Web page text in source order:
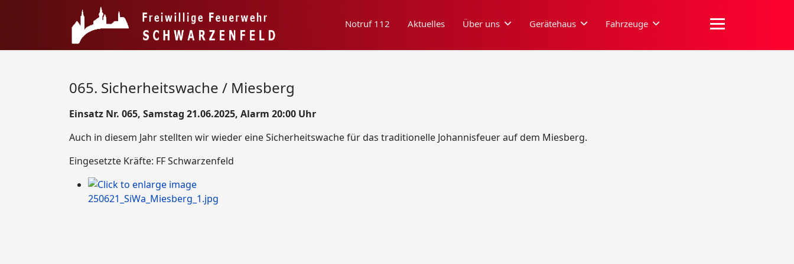
Notruf 112 Aktuelles Über uns Gerätehaus Fahrzeuge
065. Sicherheitswache / Miesberg
Einsatz Nr. 065, Samstag 21.06.2025, Alarm 20:00 Uhr
Auch in diesem Jahr stellten wir wieder eine Sicherheitswache für das traditionelle Johannisfeuer auf dem Miesberg.
Eingesetzte Kräfte: FF Schwarzenfeld